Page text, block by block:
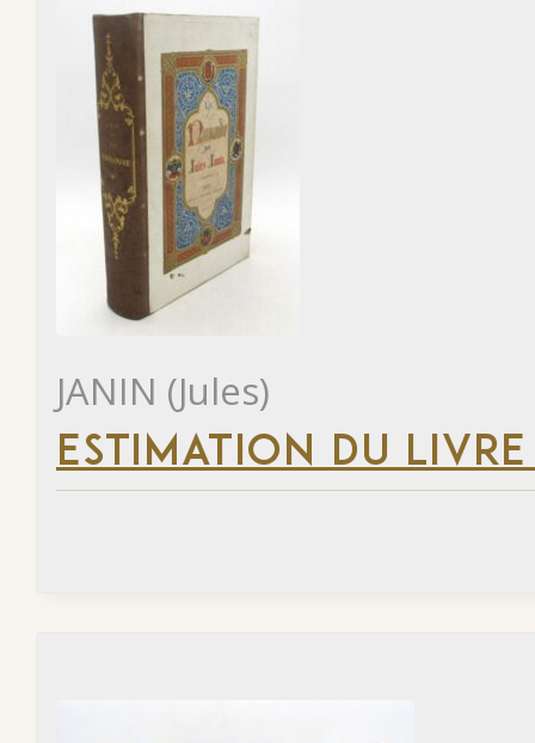
JANIN (Jules)
ESTIMATION DU